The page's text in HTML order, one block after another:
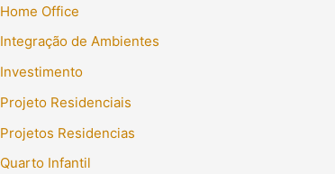
Home Office
Integração de Ambientes
Investimento
Projeto Residenciais
Projetos Residencias
Quarto Infantil